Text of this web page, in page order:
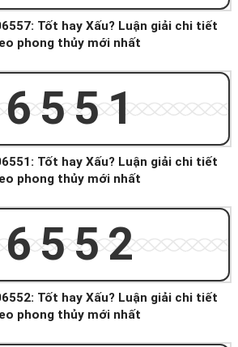
Tốt hay Xấu? Luận giải chi tiết
phong thủy mới nhất
Tốt hay Xấu? Luận giải chi tiết
phong thủy mới nhất
Tốt hay Xấu? Luận giải chi tiết
phong thủy mới nhất